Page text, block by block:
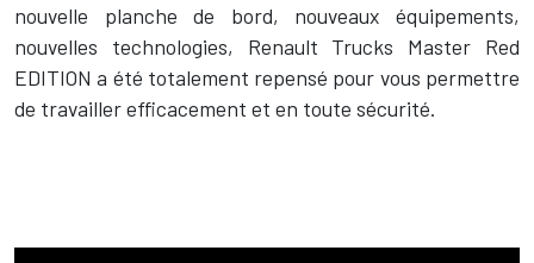
nouvelle planche de bord, nouveaux équipements,
nouvelles technologies, Renault Trucks Master Red
EDITION a été totalement repensé pour vous permettre
de travailler efficacement et en toute sécurité.